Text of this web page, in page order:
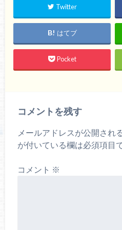
Twitter
はてブ
Pocket
コメントを残す
メールアドレスが公開され
が付いている欄は必須項目
コメント ※